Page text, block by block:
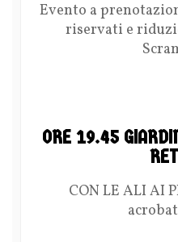
Evento a
riservati e
ORE 19.45
CON LE ALI AI